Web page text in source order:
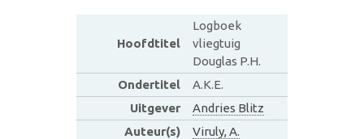
Hoofdtitel
Logboek
vliegtuig
Douglas P.H.
Ondertitel
A.K.E.
Uitgever
Andries Blitz
Auteur(s)
Viruly, A.